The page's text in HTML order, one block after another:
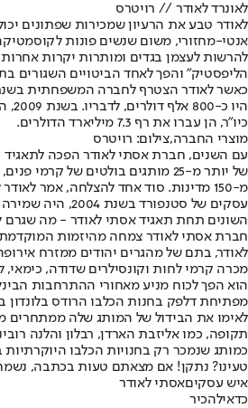
לאונרד לאודר // רויטרס
לאודר טבע את הרעיון שמכירות שפתונים
אנטי-מחזורי, משום שנשים פונות
להרשות לעצמן בגדים ומותרות יקרות
הליפסטיק" והפך לאחד הביטויים השגורים
היו
כיו"ר, הן עברו את רף 7.3 מיליארד הדולרים.
מוצרי החברה,צילום: רויטרס
עם השנים, חברת אסתי לאודר הפכה לתאגיד
של יותר מ-25 מותגים בולטים של
מ-150 מדינות. סוד אחד להצלחה, אמר
עסקים של סטנפורד
השונים תחת תאגיד אסתי לאודר - מה
חברת אסתי לאודר צמחה מהיזמות
מכרה קרמי לחות וקונסילרים שדודה, כימאי,
הוא הפך לכוח מניע מאחורי ההתרחבות
לאימו את הבידול של המותג שלה ממתחרים
תקופה, כמו אליזבת הארדן, רבלון והלנה
כמותג שנמכר רק בחנויות הכלבו היוקרתיות
טעינו? נתקן! אם מצאתם טעות בכתבה,
איש עסקיםאסתי לאודר
כדאילהכיר